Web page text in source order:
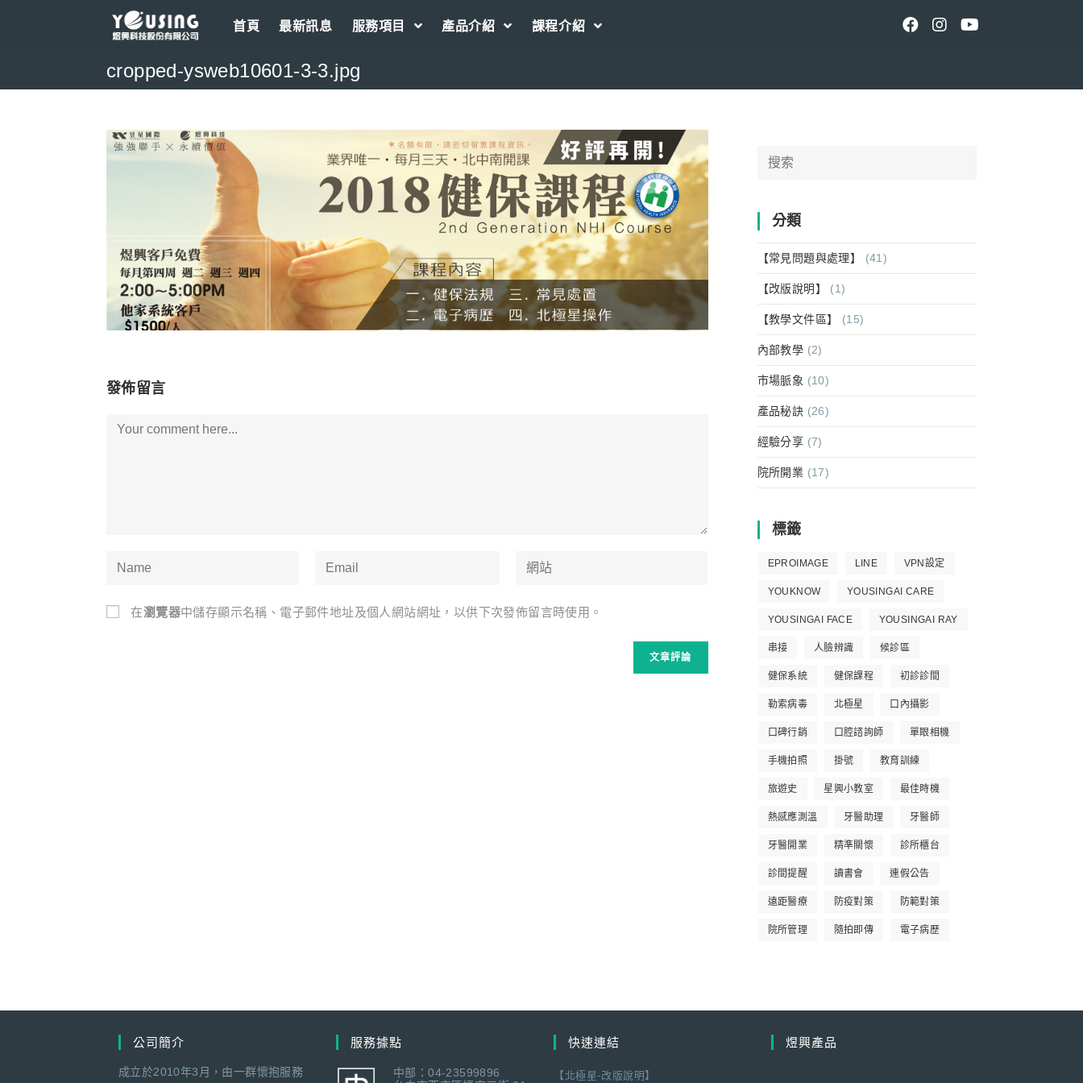
首頁 最新訊息 服務項目 產品介紹 課程介紹
cropped-ysweb10601-3-3.jpg
發佈留言
Comment
Enter
or
Enter
address
Enter
URL
在瀏覽器中儲存顯示名稱、電子郵件地址及個人網站網址，以供下次發佈留言時使用。
Search
分類
【常見問題與處理】 (41)
【改版說明】 (1)
【教學文件區】 (15)
內部教學 (2)
市場脈象 (10)
產品秘訣 (26)
經驗分享 (7)
院所開業 (17)
標籤
EPROIMAGE LINE VPN設定
YOUKNOW YOUSINGAI CARE
YOUSINGAI FACE YOUSINGAI RAY
串接 人臉辨識 候診區
健保系統 健保課程 初診診間
勒索病毒 北極星 口內攝影
口碑行銷 口腔諮詢師 單眼相機
手機拍照 掛號 教育訓練
旅遊史 星興小教室 最佳時機
熱感應測溫 牙醫助理 牙醫師
牙醫開業 精準關懷 診所櫃台
診間提醒 讀書會 連假公告
遠距醫療 防疫對策 防範對策
院所管理 隨拍即傳 電子病歷
公司簡介
成立於2010年3月，由一群懷抱服務
服務據點
中部：04-23599896
快速連結
【北極星-改版說明】
煜興產品